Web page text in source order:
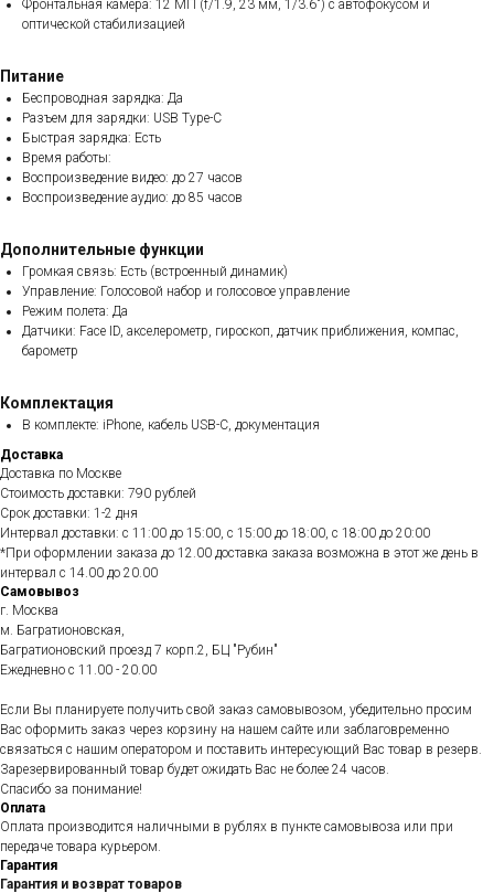
Фронтальная камера: 12 МП (f/1.9, 23 мм, 1/3.6") с автофокусом и
оптической стабилизацией
Питание
Беспроводная зарядка: Да
Разъем для зарядки: USB Type-C
Быстрая зарядка: Есть
Время работы:
Воспроизведение видео: до 27 часов
Воспроизведение аудио: до 85 часов
Дополнительные функции
Громкая связь: Есть (встроенный динамик)
Управление: Голосовой набор и голосовое управление
Режим полета: Да
Датчики: Face ID, акселерометр, гироскоп, датчик приближения, компас,
барометр
Комплектация
В комплекте: iPhone, кабель USB-C, документация
Доставка
Доставка по Москве
Стоимость доставки: 790 рублей
Срок доставки: 1-2 дня
Интервал доставки: с 11:00 до 15:00, с 15:00 до 18:00, с 18:00 до 20:00
*При оформлении заказа до 12.00 доставка заказа возможна в этот же день в
интервал с 14.00 до 20.00
Самовывоз
г. Москва
м. Багратионовская,
Багратионовский проезд 7 корп.2, БЦ "Рубин"
Ежедневно c 11.00 - 20.00
Если Вы планируете получить свой заказ самовывозом, убедительно просим
Вас оформить заказ через корзину на нашем сайте или заблаговременно
связаться с нашим оператором и поставить интересующий Вас товар в резерв.
Зарезервированный товар будет ожидать Вас не более 24 часов.
Спасибо за понимание!
Оплата
Оплата производится наличными в рублях в пункте самовывоза или при
передаче товара курьером.
Гарантия
Гарантия и возврат товаров